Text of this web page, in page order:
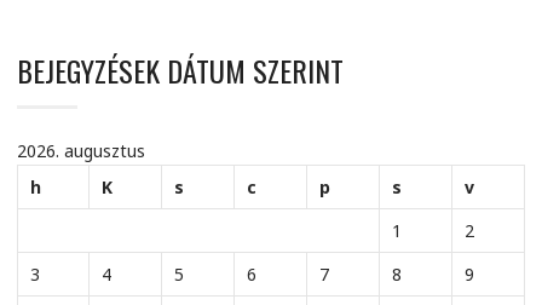
BEJEGYZÉSEK DÁTUM SZERINT
2026. augusztus
h
K s c p s
v
1
2
3
4 5 6 7 8
9